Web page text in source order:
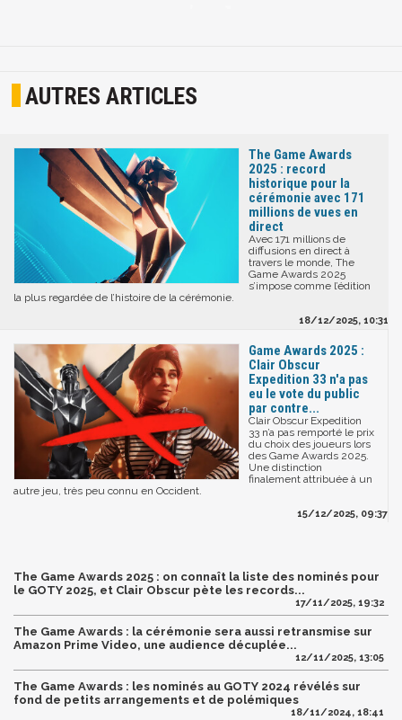
AUTRES ARTICLES
The Game Awards
2025 : record
historique pour la
cérémonie avec 171
millions de vues en
direct
Avec 171 millions de
diffusions en direct à
travers le monde, The
Game Awards 2025
s’impose comme l’édition
la plus regardée de l’histoire de la cérémonie.
18/12/2025, 10:31
Game Awards 2025 :
Clair Obscur
Expedition 33 n'a pas
eu le vote du public
par contre...
Clair Obscur Expedition
33 n’a pas remporté le prix
du choix des joueurs lors
des Game Awards 2025.
Une distinction
finalement attribuée à un
autre jeu, très peu connu en Occident.
15/12/2025, 09:37
The Game Awards 2025 : on connaît la liste des nominés pour
le GOTY 2025, et Clair Obscur pète les records...
17/11/2025, 19:32
The Game Awards : la cérémonie sera aussi retransmise sur
Amazon Prime Video, une audience décuplée...
12/11/2025, 13:05
The Game Awards : les nominés au GOTY 2024 révélés sur
fond de petits arrangements et de polémiques
18/11/2024, 18:41